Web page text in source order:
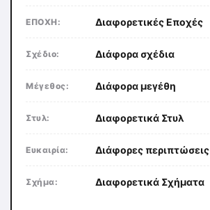
ΕΠΟΧΗ: Διαφορετικές Εποχές
Σχέδιο: Διάφορα σχέδια
Μέγεθος: Διάφορα μεγέθη
Στυλ: Διαφορετικά Στυλ
Ευκαιρία: Διάφορες περιπτώσεις
Σχήμα: Διαφορετικά Σχήματα